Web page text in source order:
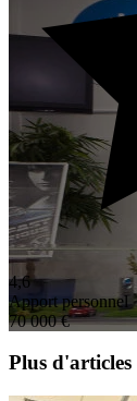
4,6
Apport personnel
70 000 €
Plus